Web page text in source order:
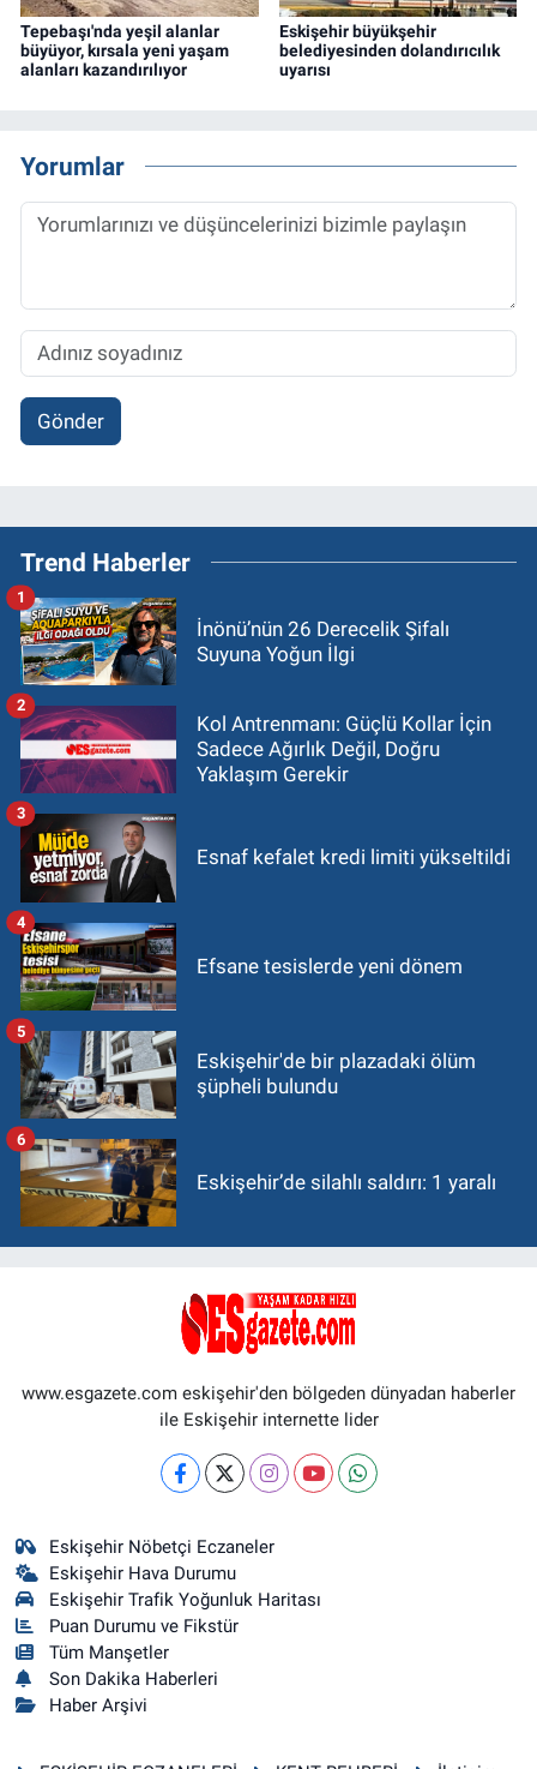
Tepebaşı'nda yeşil alanlar
büyüyor, kırsala yeni yaşam
alanları kazandırılıyor
Eskişehir büyükşehir
belediyesinden dolandırıcılık
uyarısı
Yorumlar
Gönder
Trend Haberler
İnönü’nün 26 Derecelik Şifalı
Suyuna Yoğun İlgi
1
Kol Antrenmanı: Güçlü Kollar İçin
Sadece Ağırlık Değil, Doğru
Yaklaşım Gerekir
2
Esnaf kefalet kredi limiti yükseltildi
3
Efsane tesislerde yeni dönem
4
Eskişehir'de bir plazadaki ölüm
şüpheli bulundu
5
Eskişehir’de silahlı saldırı: 1 yaralı
6
www.esgazete.com eskişehir'den bölgeden dünyadan haberler
ile Eskişehir internette lider
Eskişehir Nöbetçi Eczaneler
Eskişehir Hava Durumu
Eskişehir Trafik Yoğunluk Haritası
Puan Durumu ve Fikstür
Tüm Manşetler
Son Dakika Haberleri
Haber Arşivi